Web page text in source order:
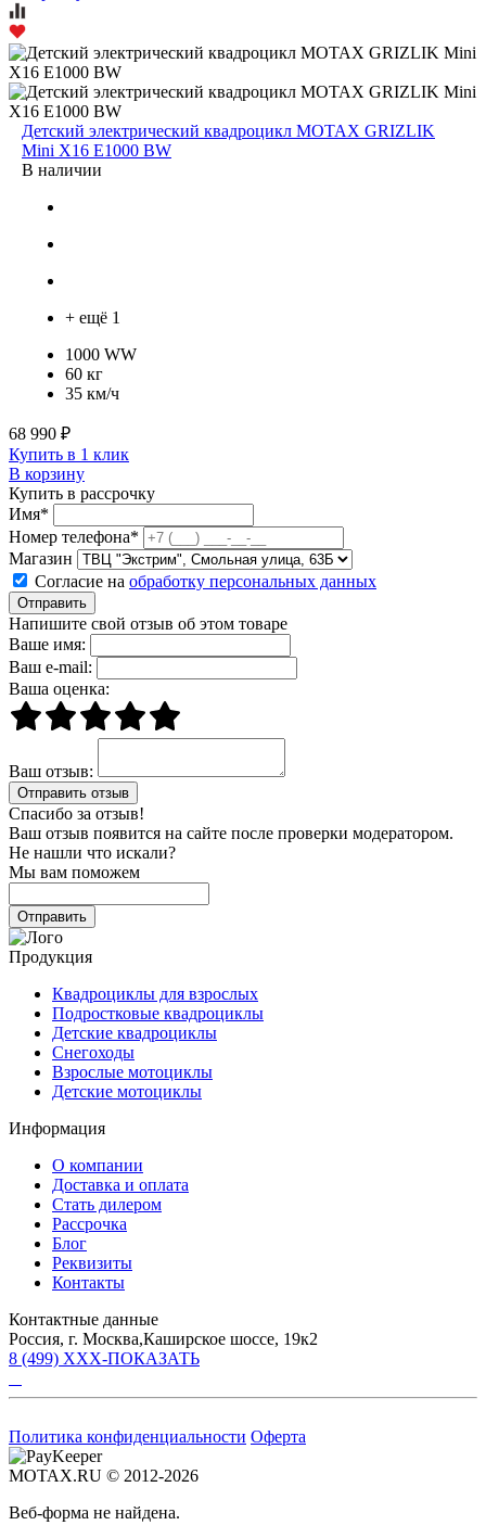
Детский электрический квадроцикл MOTAX GRIZLIK
Mini X16 E1000 BW
В наличии
+ ещё 1
1000 WW
60 кг
35 км/ч
68 990 ₽
Купить в 1 клик
В корзину
Купить в рассрочку
Имя*
Номер телефона*
Магазин
Согласие на обработку персональных данных
Отправить
Напишите свой отзыв об этом товаре
Ваше имя:
Ваш e-mail:
Ваша оценка:
Ваш отзыв:
Спасибо за отзыв!
Ваш отзыв появится на сайте после проверки модератором.
Не нашли что искали?
Мы вам поможем
Продукция
Квадроциклы для взрослых
Подростковые квадроциклы
Детские квадроциклы
Снегоходы
Взрослые мотоциклы
Детские мотоциклы
Информация
О компании
Доставка и оплата
Стать дилером
Рассрочка
Блог
Реквизиты
Контакты
Контактные данные
Россия, г. Москва,Каширское шоссе, 19к2
8 (499) XXX-ПОКАЗАТЬ
Политика конфиденциальности Оферта
MOTAX.RU © 2012-2026
Веб-форма не найдена.